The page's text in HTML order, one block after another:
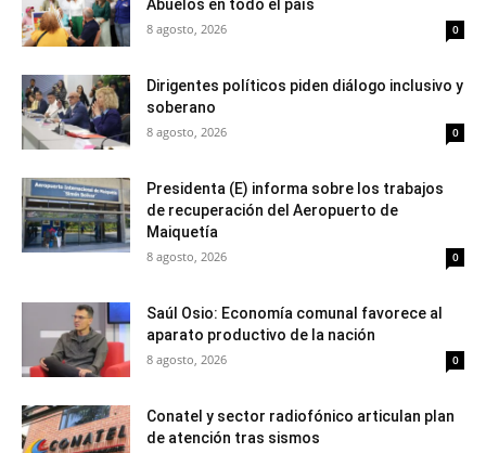
Abuelos en todo el país
8 agosto, 2026 0
Dirigentes políticos piden diálogo inclusivo y
soberano
8 agosto, 2026 0
Presidenta (E) informa sobre los trabajos
de recuperación del Aeropuerto de
Maiquetía
8 agosto, 2026 0
Saúl Osio: Economía comunal favorece al
aparato productivo de la nación
8 agosto, 2026 0
Conatel y sector radiofónico articulan plan
de atención tras sismos